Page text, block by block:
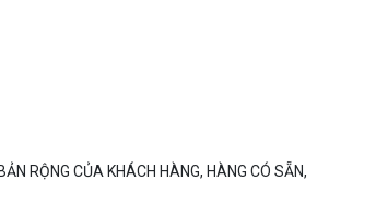
RỘNG CỦA KHÁCH HÀNG, HÀNG CÓ SẴN,